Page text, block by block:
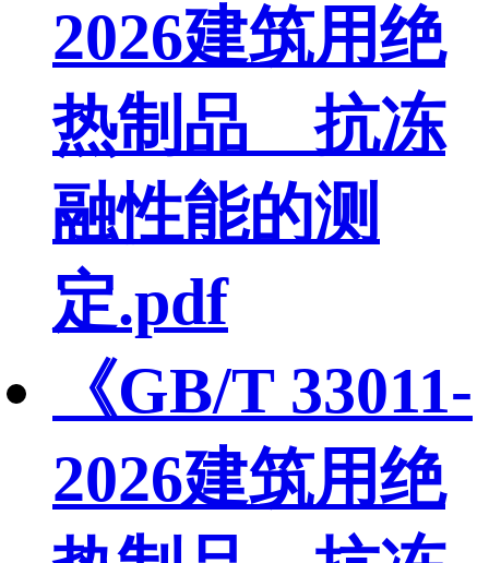
2026建筑用绝
热制品 抗冻
融性能的测
定.pdf
《GB/T 33011-
2026建筑用绝